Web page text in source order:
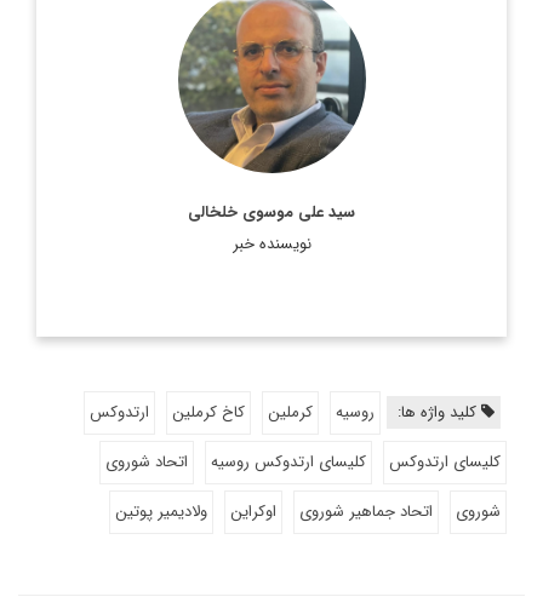
سید علی موسوی خلخالی
نویسنده خبر
روزنامه نگار، نویسنده، مترجم و سردبیر دیپلماسی ایرانی.
اطلاعات بیشتر
کلید واژه ها: روسیه کرملین کاخ کرملین
ارتدوکس
کلیسای ارتدوکس
کلیسای ارتدوکس روسیه
اتحاد شوروی
شوروی
اتحاد جماهیر شوروی اوکراین ولادیمیر پوتین